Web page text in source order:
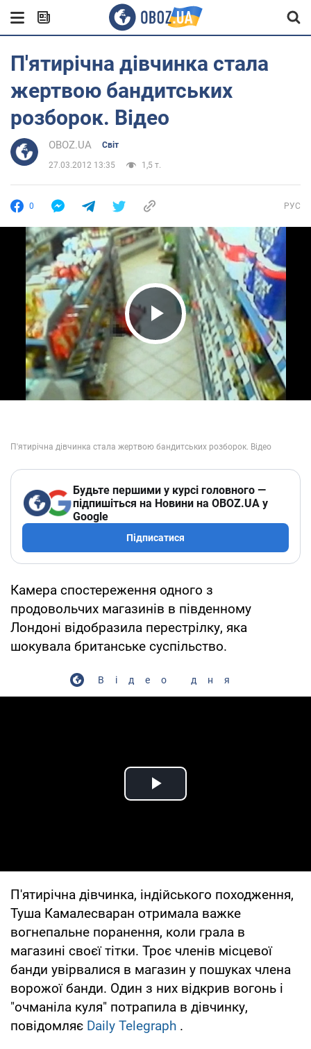
П'ятирічна дівчинка стала
жертвою бандитських
розборок. Відео
OBOZ.UA Світ
27.03.2012 13:35 1,5 т.
0 РУС
Play Video
Будьте першими у курсі головного —
підпишіться на Новини на OBOZ.UA у
Google
Підписатися
Камера спостереження одного з
продовольчих магазинів в південному
Лондоні відобразила перестрілку, яка
шокувала британське суспільство.
Відео дня
Play Video
П'ятирічна дівчинка, індійського походження,
Туша Камалесваран отримала важке
вогнепальне поранення, коли грала в
магазині своєї тітки. Троє членів місцевої
банди увірвалися в магазин у пошуках члена
ворожої банди. Один з них відкрив вогонь і
"очманіла куля" потрапила в дівчинку,
повідомляє Daily Telegraph .